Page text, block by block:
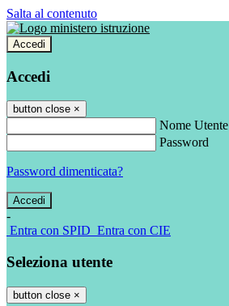
Salta al contenuto
Accedi
Accedi
button close ×
Nome Utente
Password
Password dimenticata?
-
Entra con SPID Entra con CIE
Seleziona utente
button close ×